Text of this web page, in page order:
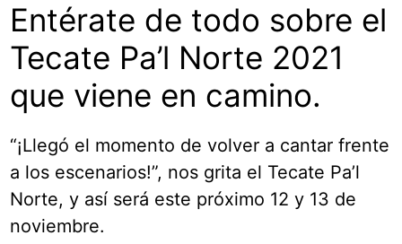
Entérate de todo sobre el
Tecate Pa’l Norte 2021
que viene en camino.
“¡Llegó el momento de volver a cantar frente
a los escenarios!”, nos grita el Tecate Pa’l
Norte, y así será este próximo 12 y 13 de
noviembre.